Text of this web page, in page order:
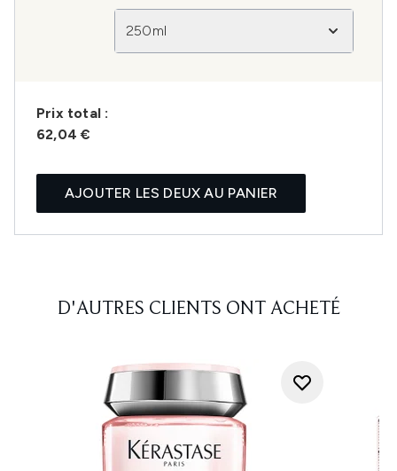
250ml
Prix ​​total :
62,04 €
AJOUTER LES DEUX AU PANIER
D'AUTRES CLIENTS ONT ACHETÉ